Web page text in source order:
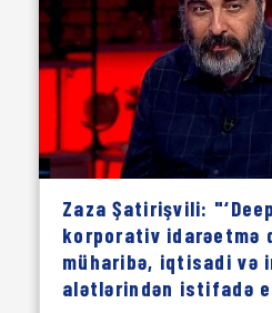
Zaza Şatirişvili:
korporativ idarəetmə
müharibə, iqtisadi və
alətlərindən istifadə